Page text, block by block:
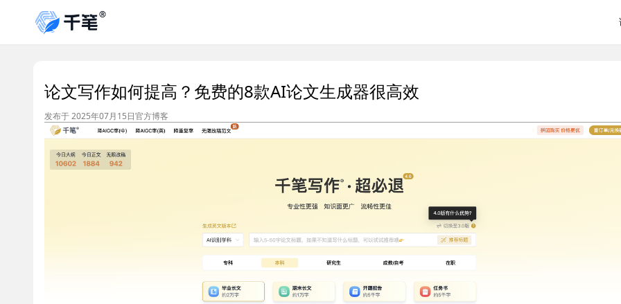
论文写作如何提高？免费的8款AI论文生成器很高效
发布于 2025年07月15日官方博客